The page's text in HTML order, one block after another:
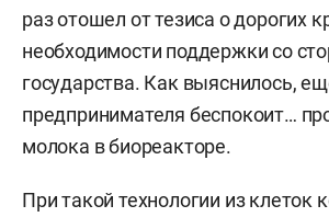
раз отошел от тезиса о дорогих
необходимости поддержки со
государства. Как выяснилось,
предпринимателя беспокоит…
молока в биореакторе.
При такой технологии из клеток